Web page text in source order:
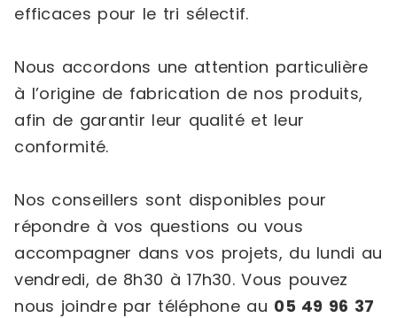
efficaces pour le tri sélectif.
Nous accordons une attention particulière
à l’origine de fabrication de nos produits,
afin de garantir leur qualité et leur
conformité.
Nos conseillers sont disponibles pour
répondre à vos questions ou vous
accompagner dans vos projets, du lundi au
vendredi, de 8h30 à 17h30. Vous pouvez
nous joindre par téléphone au 05 49 96 37